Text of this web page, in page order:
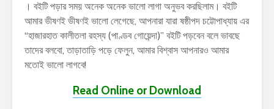
। বইটি পড়ার সময় অনেক অনেক ভালো লাগা অনুভব করছিলাম। বইটি
আমার ভীষণই ভীষণই ভালো লেগেছে, আপনারা যারা ষষ্ঠীপদ চট্টোপাধ্যায় এর
“হাজারহাত কালীতলা রহস্য (পাণ্ডব গোয়েন্দা)” বইটি পড়বেন বলে ভাবছে
তাদের বলবো, তাড়াতাড়ি পড়ে ফেলুন, আমার বিশ্বাস আপনারও আমার
মতোই ভালো লাগবে!
Read Online or Download